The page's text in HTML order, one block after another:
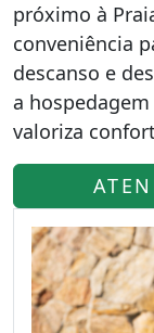
próximo à
conveniência
descanso e
a
valoriza